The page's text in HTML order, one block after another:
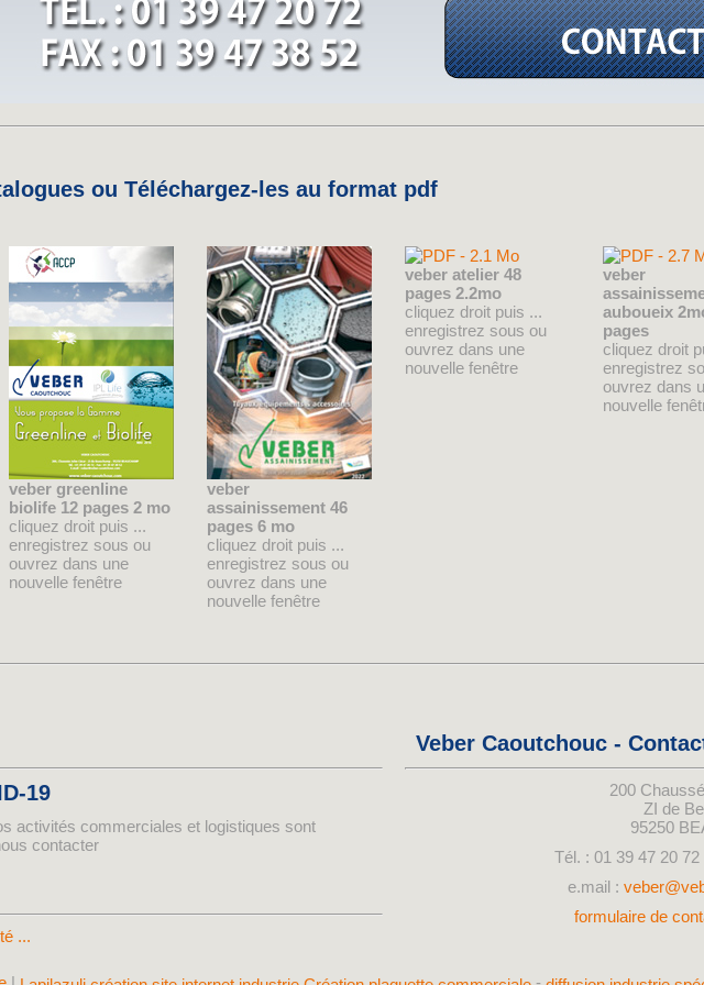
ou Téléchargez-les au format pdf
veber greenline
biolife 12 pages 2 mo
cliquez droit puis ...
enregistrez sous ou
ouvrez dans une
nouvelle fenêtre
veber
assainissement 46
pages 6 mo
cliquez droit puis ...
enregistrez sous ou
ouvrez dans une
nouvelle fenêtre
veber atelier 48
pages 2.2mo
cliquez droit puis ...
enregistrez sous ou
ouvrez dans une
nouvelle fenêtre
veber
auboueix
pages
cliquez droit
enregistrez
ouvrez dans
nouvelle
19
activités commerciales et logistiques sont
contacter
...
Veber Caoutchouc -
200
ZI de
95250
Tél. : 01 39 47 20
e.mail :
formulaire de